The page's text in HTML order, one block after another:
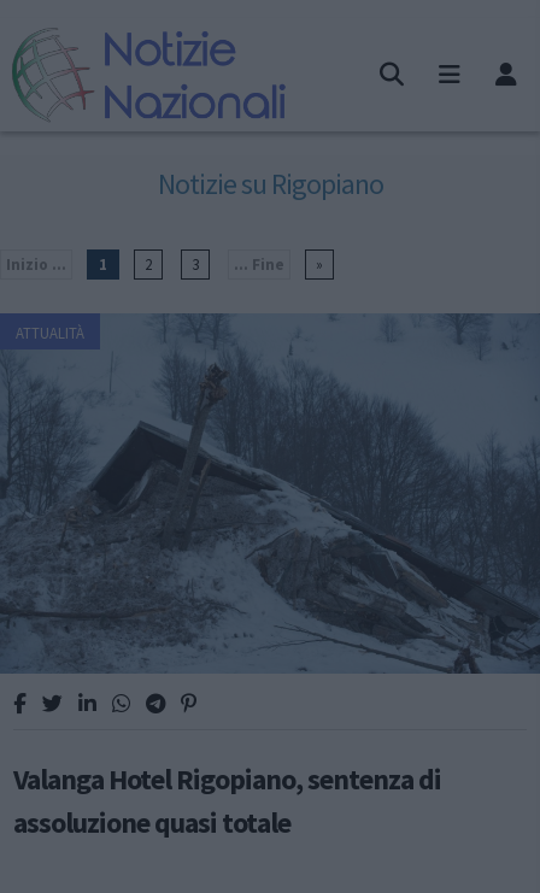
Notizie su Rigopiano
Inizio ... 1 2 3 ... Fine »
ATTUALITÀ
Valanga Hotel Rigopiano, sentenza di
assoluzione quasi totale